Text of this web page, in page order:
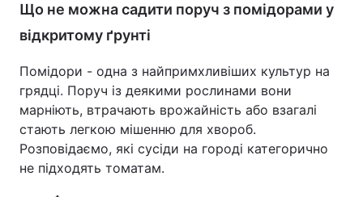
Що не можна садити поруч з помідорами у
відкритому ґрунті
Помідори - одна з найпримхливіших культур на
грядці. Поруч із деякими рослинами вони
марніють, втрачають врожайність або взагалі
стають легкою мішенню для хвороб.
Розповідаємо, які сусіди на городі категорично
не підходять томатам.